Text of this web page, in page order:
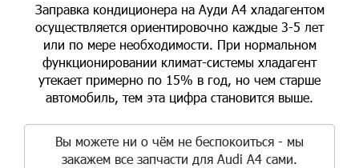
Заправка кондиционера на Ауди А4 хладагентом
осуществляется ориентировочно каждые 3-5 лет
или по мере необходимости. При нормальном
функционировании климат-системы хладагент
утекает примерно по 15% в год, но чем старше
автомобиль, тем эта цифра становится выше.
Вы можете ни о чём не беспокоиться - мы
закажем все запчасти для Audi A4 сами.